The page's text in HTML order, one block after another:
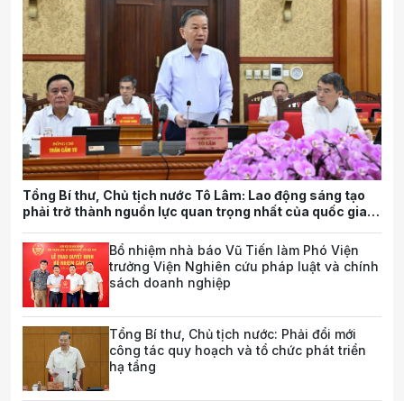
Tổng Bí thư, Chủ tịch nước Tô Lâm: Lao động sáng tạo
phải trở thành nguồn lực quan trọng nhất của quốc gia
Bổ nhiệm nhà báo Vũ Tiến làm Phó Viện
trưởng Viện Nghiên cứu pháp luật và chính
sách doanh nghiệp
Tổng Bí thư, Chủ tịch nước: Phải đổi mới
công tác quy hoạch và tổ chức phát triển
hạ tầng